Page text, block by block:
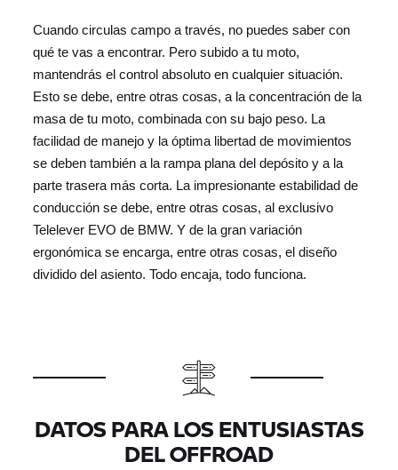
Cuando circulas campo a través, no puedes saber con
qué te vas a encontrar. Pero subido a tu moto,
mantendrás el control absoluto en cualquier situación.
Esto se debe, entre otras cosas, a la concentración de la
masa de tu moto, combinada con su bajo peso. La
facilidad de manejo y la óptima libertad de movimientos
se deben también a la rampa plana del depósito y a la
parte trasera más corta. La impresionante estabilidad de
conducción se debe, entre otras cosas, al exclusivo
Telelever EVO de BMW. Y de la gran variación
ergonómica se encarga, entre otras cosas, el diseño
dividido del asiento. Todo encaja, todo funciona.
DATOS PARA LOS ENTUSIASTAS
DEL OFFROAD